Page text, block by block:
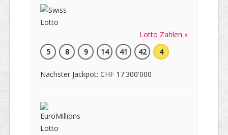
Lotto Zahlen »
5
8 9 14 41 42 4
Nächster Jackpot: CHF 17'300'000